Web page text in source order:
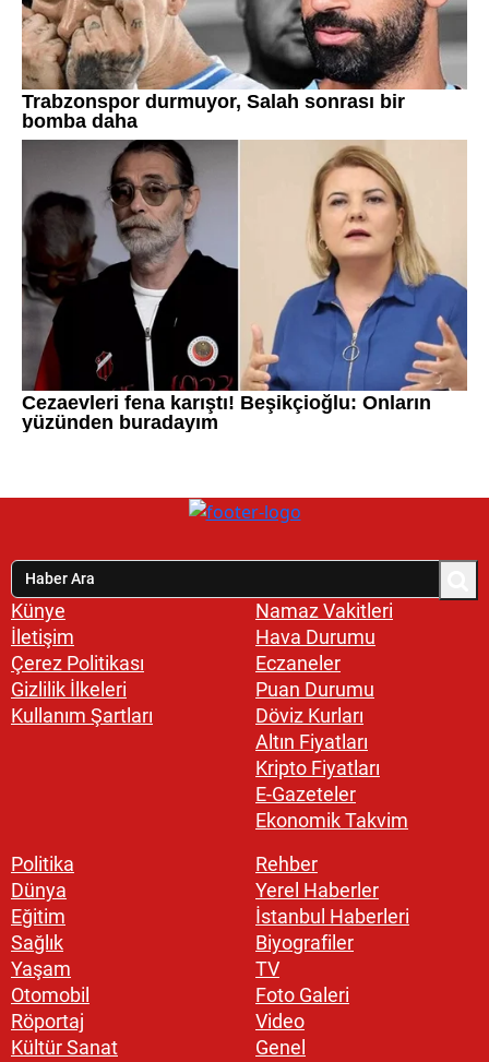
Künye
İletişim
Çerez Politikası
Gizlilik İlkeleri
Kullanım Şartları
Namaz Vakitleri
Hava Durumu
Eczaneler
Puan Durumu
Döviz Kurları
Altın Fiyatları
Kripto Fiyatları
E-Gazeteler
Ekonomik Takvim
Politika
Dünya
Eğitim
Sağlık
Yaşam
Otomobil
Röportaj
Kültür Sanat
Rehber
Yerel Haberler
İstanbul Haberleri
Biyografiler
TV
Foto Galeri
Video
Genel